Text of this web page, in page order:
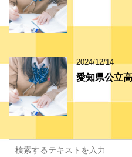
2024/12/14
愛知県公立